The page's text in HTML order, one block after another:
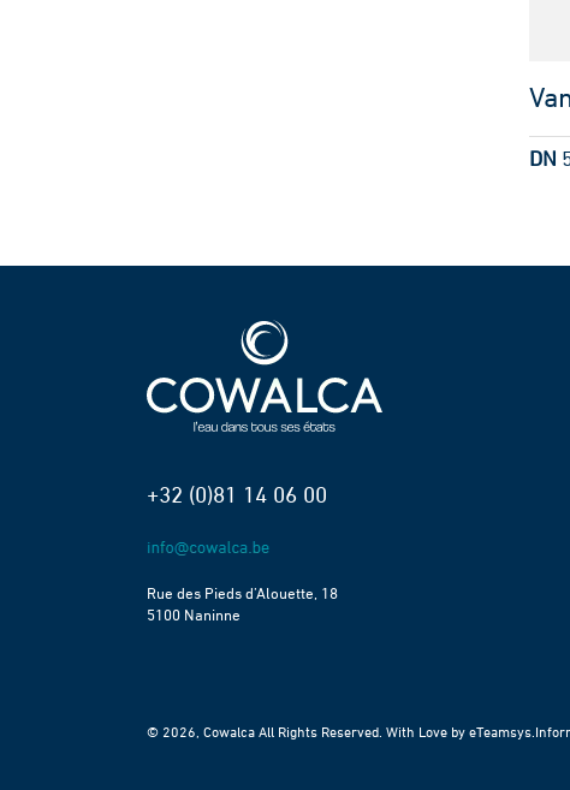
DN
+32 (0)81 14 06 00
Rue des Pieds d’Alouette, 18
5100 Naninne
© 2026, Cowalca All Rights Reserved. With Love by eTeamsys.